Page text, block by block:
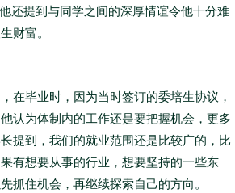
还提到与同学之间的深厚情谊令他十分难
财富。
在毕业时，因为当时签订的委培生协议，
认为体制内的工作还是要把握机会，更多
提到，我们的就业范围还是比较广的，比
有想要从事的行业，想要坚持的一些东
住机会，再继续探索自己的方向。